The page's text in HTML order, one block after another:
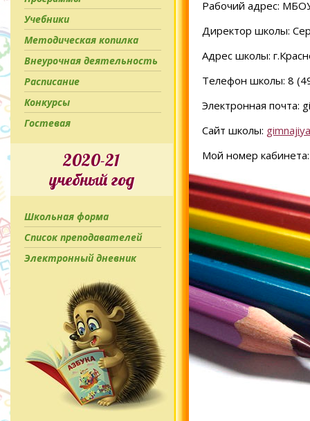
Учебники
Методическая копилка
Внеурочная деятельность
Расписание
Конкурсы
Гостевая
2020-21
учебный год
Школьная форма
Список преподавателей
Электронный дневник
Рабочий адрес:
Директор школы:
Адрес школы:
Телефон школы: 8
Электронная почта:
Сайт школы:
Мой номер